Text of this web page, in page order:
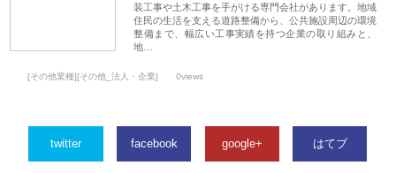
装工事や土木工事を手がける専門会社があります。地域
住民の生活を支える道路整備から、公共施設周辺の環境
整備まで、幅広い工事実績を持つ企業の取り組みと、
地…
[その他業種][その他_法人・企業] 0views
twitter facebook google+ はてブ